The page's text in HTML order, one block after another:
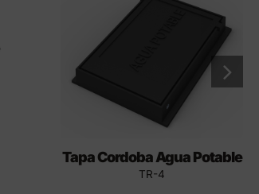
Tapa Cordoba Agua Potable
TR-4